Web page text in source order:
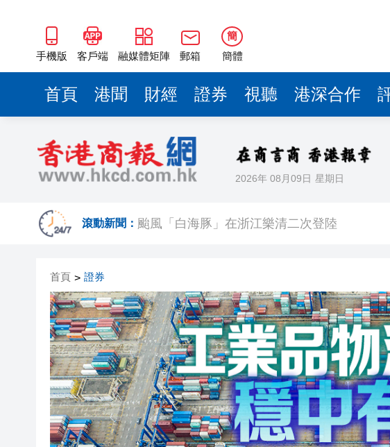
手機版 客戶端 融媒體矩陣 郵箱
簡
簡體
首頁 港聞 財經 證券 視聽 港深合作
2026年 08月09日 星期日
滾動新聞： 颱風「白海豚」在浙江樂清二次登陸
港區全國人大代表團結束安徽調研 建言深化
民政總署開放19間社區會堂和社區中心作臨
有片 | 廣東省第十七屆運動會暨第十屆殘疾
調查發現港漂「越住越愛港」 居住3至5年留
首頁 > 證券